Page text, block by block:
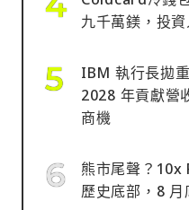
九千萬鎂，投
IBM 執行長拋
2028 年貢獻營
商機
熊市尾聲？
歷史底部，8